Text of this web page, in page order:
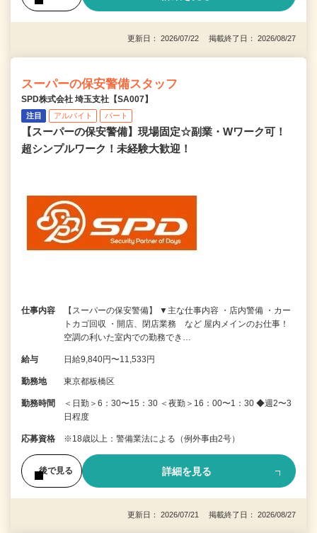
更新日： 2026/07/22 掲載終了日： 2026/08/27
スーパーの保安警備スタッフ
SPD株式会社 埼玉支社【SA007】
注目 アルバイト パート
【スーパーの保安警備】現場固定☆副業・Wワーク可！
超シンプルワーク！未経験大歓迎！
仕事内容
【スーパーの保安警備】 ▼主な仕事内容 ・店内警備 ・カー
トカゴ回収 ・開店、閉店業務 など 屋内メインのお仕事！
空調の利いた室内での勤務でき…
給与 日給9,840円〜11,533円
勤務地 東京都板橋区
勤務時間
＜日勤＞6：30〜15：30 ＜夜勤＞16：00〜1：30 ◆週2〜3
日程度
応募資格 ※18歳以上：警備業法による（例外事由2号）
後で見る 詳細を見る
更新日： 2026/07/21 掲載終了日： 2026/08/27